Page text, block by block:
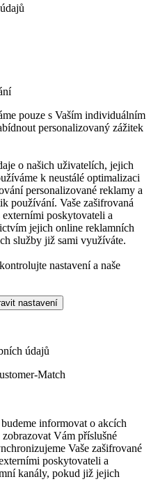
pouze s Vaším individuálním
personalizovaný zážitek
o našich uživatelích, jejich
k neustálé optimalizaci
personalizované reklamy a
používání. Vaše zašifrovaná
externími poskytovateli a
jejich online reklamních
služby již sami využíváte.
nastavení a naše
nastavení
údajů
Match
informovat o akcích
Vám příslušné
Vaše zašifrované
poskytovateli a
kanály, pokud již jejich